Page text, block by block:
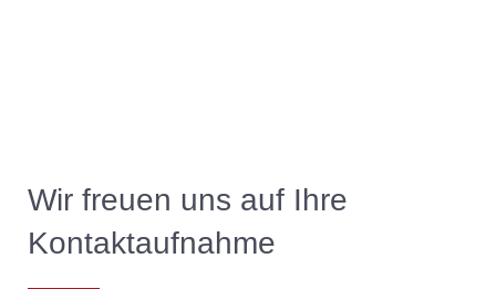
Wir freuen uns auf Ihre
Kontaktaufnahme